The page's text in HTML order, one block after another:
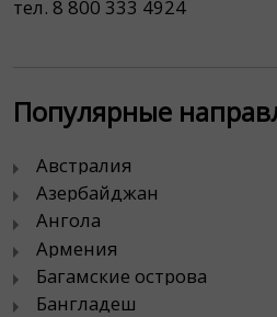
тел. 8 800 333 4924
Популярные
Австралия
Азербайджан
Ангола
Армения
Багамские острова
Бангладеш